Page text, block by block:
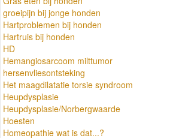
groeipijn bij jonge honden
Hartproblemen bij honden
Hartruis bij honden
HD
Hemangiosarcoom milttumor
hersenvliesontsteking
Het maagdilatatie torsie syndroom
Heupdysplasie
Heupdysplasie/Norbergwaarde
Hoesten
Homeopathie wat is dat...?